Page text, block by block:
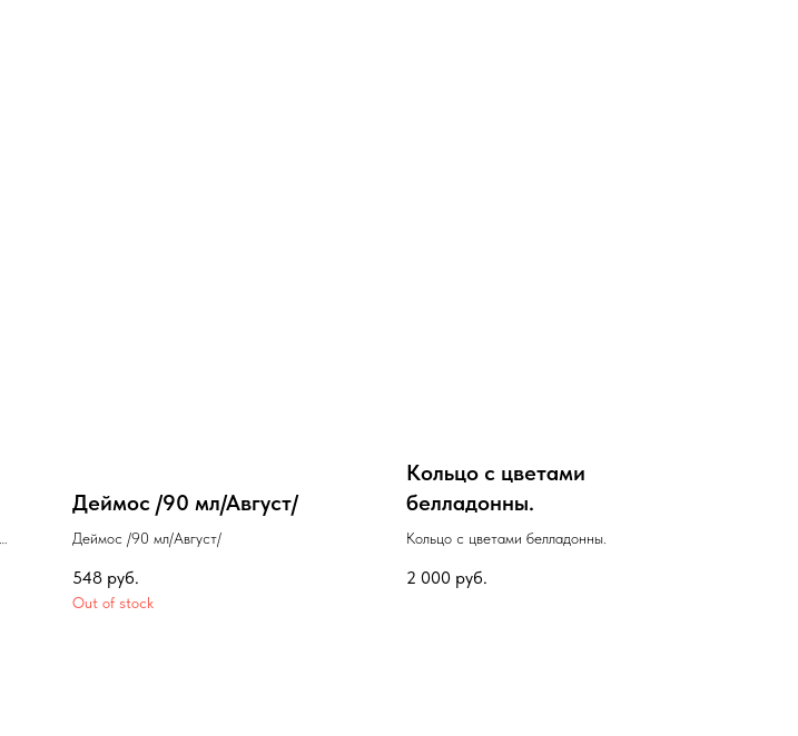
Деймос /90 мл/Август/
Деймос /90 мл/Август/
548 руб.
Out of stock
Кольцо с цветами
белладонны.
Кольцо с цветами белладонны.
2 000 руб.